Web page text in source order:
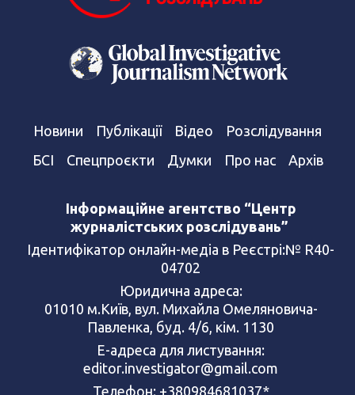
Новини Публікації Відео
Розслідування
БСІ
Спецпроєкти Думки Про нас Архів
Інформаційне агентство “Центр
журналістських розслідувань”
Ідентифікатор онлайн-медіа в Реєстрі:№ R40-
04702
Юридична адреса:
01010 м.Київ, вул. Михайла Омеляновича-
Павленка, буд. 4/6, кім. 1130
Е-адреса для листування:
editor.investigator@gmail.com
Телефон: +380984681037*